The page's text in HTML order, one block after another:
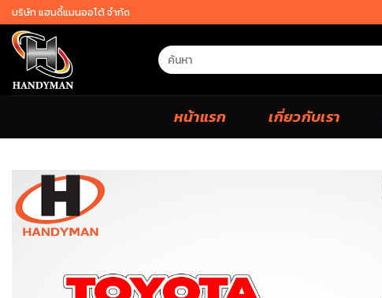
Skip
to
content
บริษัท แฮนดี้แมนออโต้ จำกัด
Search
for:
หน้าแรก เกี่ยวกับเรา